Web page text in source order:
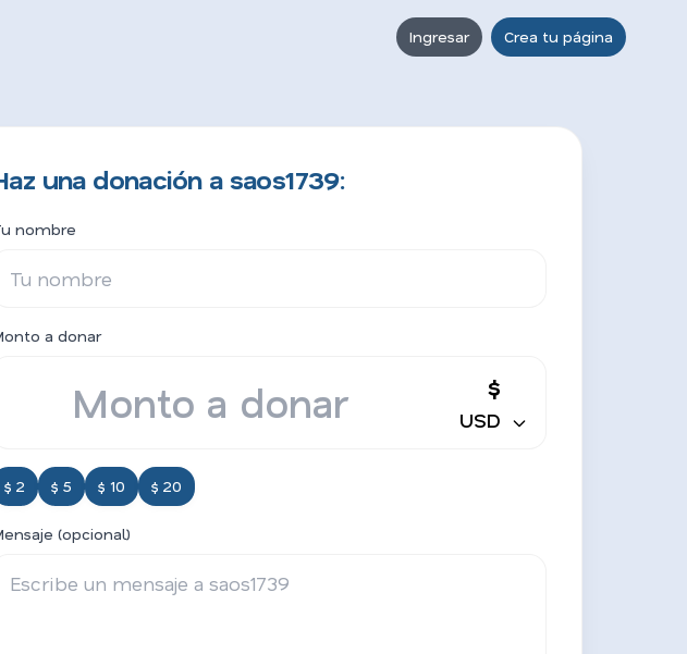
Ingresar Crea tu página
una donación a saos1739:
nombre
a donar
$
USD
$ 2 $ 5 $ 10 $ 20
(opcional)